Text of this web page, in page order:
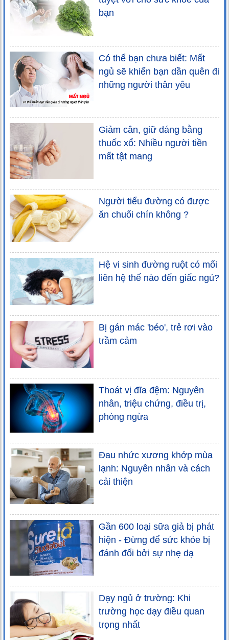
bạn
Có thể bạn chưa biết: Mất
ngủ sẽ khiến bạn dần quên đi
những người thân yêu
Giảm cân, giữ dáng bằng
thuốc xổ: Nhiều người tiền
mất tật mang
Người tiểu đường có được
ăn chuối chín không ?
Hệ vi sinh đường ruột có mối
liên hệ thế nào đến giấc ngủ?
Bị gán mác 'béo', trẻ rơi vào
trầm cảm
Thoát vị đĩa đệm: Nguyên
nhân, triệu chứng, điều trị,
phòng ngừa
Đau nhức xương khớp mùa
lạnh: Nguyên nhân và cách
cải thiện
Gần 600 loại sữa giả bị phát
hiện - Đừng để sức khỏe bị
đánh đổi bởi sự nhẹ dạ
Dạy ngủ ở trường: Khi
trường học dạy điều quan
trọng nhất